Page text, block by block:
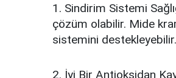
1. Sindirim Sistemi
çözüm olabilir. Mide
sistemini destekleyebilir.
2. İyi Bir Antioksidan